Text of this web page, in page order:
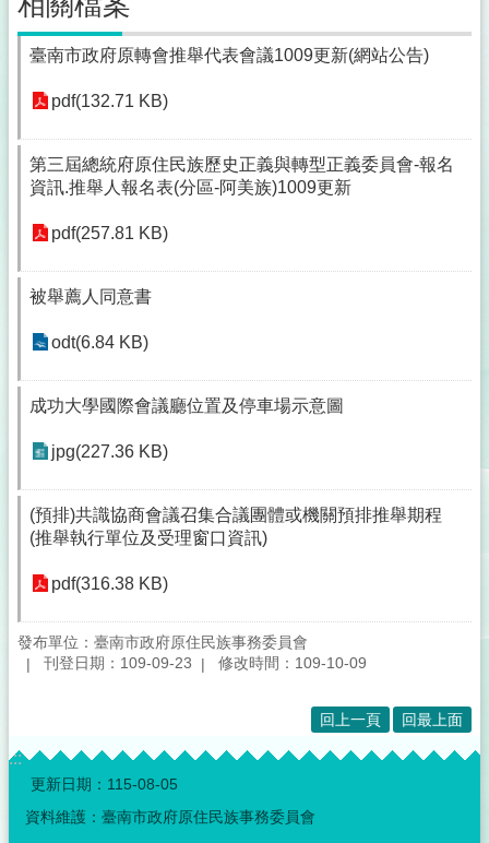
臺南市政府原轉會推舉代表會議1009更新(網站公告)
pdf(132.71 KB)
第三屆總統府原住民族歷史正義與轉型正義委員會-報名
資訊.推舉人報名表(分區-阿美族)1009更新
pdf(257.81 KB)
被舉薦人同意書
odt(6.84 KB)
成功大學國際會議廳位置及停車場示意圖
jpg(227.36 KB)
(預排)共識協商會議召集合議團體或機關預排推舉期程
(推舉執行單位及受理窗口資訊)
pdf(316.38 KB)
發布單位：臺南市政府原住民族事務委員會
刊登日期：109-09-23
修改時間：109-10-09
回上一頁 回最上面
:::
更新日期： 115-08-05
資料維護：臺南市政府原住民族事務委員會